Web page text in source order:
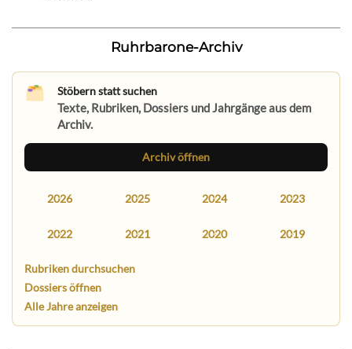
Ruhrbarone-Archiv
Stöbern statt suchen
Texte, Rubriken, Dossiers und Jahrgänge aus dem
Archiv.
Archiv öffnen
2026 2025 2024 2023
2022 2021 2020 2019
Rubriken durchsuchen
Dossiers öffnen
Alle Jahre anzeigen